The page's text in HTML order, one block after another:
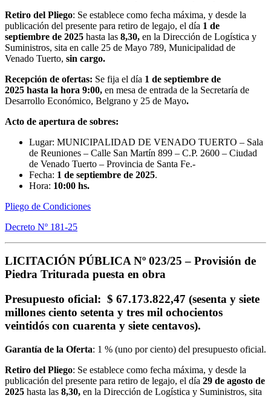
Retiro del Pliego: Se establece como fecha máxima, y desde la
publicación del presente para retiro de legajo, el día 1 de
septiembre de 2025 hasta las 8,30, en la Dirección de Logística y
Suministros, sita en calle 25 de Mayo 789, Municipalidad de
Venado Tuerto, sin cargo.
Recepción de ofertas: Se fija el día 1 de septiembre de
2025 hasta la hora 9:00, en mesa de entrada de la Secretaría de
Desarrollo Económico, Belgrano y 25 de Mayo.
Acto de apertura de sobres:
Lugar: MUNICIPALIDAD DE VENADO TUERTO – Sala
de Reuniones – Calle San Martín 899 – C.P. 2600 – Ciudad
de Venado Tuerto – Provincia de Santa Fe.-
Fecha: 1 de septiembre de 2025.
Hora: 10:00 hs.
Pliego de Condiciones
Decreto Nº 181-25
LICITACIÓN PÚBLICA Nº 023/25 – Provisión de
Piedra Triturada puesta en obra
Presupuesto oficial: $ 67.173.822,47 (sesenta y siete
millones ciento setenta y tres mil ochocientos
veintidós con cuarenta y siete centavos).
Garantía de la Oferta: 1 % (uno por ciento) del presupuesto oficial.
Retiro del Pliego: Se establece como fecha máxima, y desde la
publicación del presente para retiro de legajo, el día 29 de agosto de
2025 hasta las 8,30, en la Dirección de Logística y Suministros, sita